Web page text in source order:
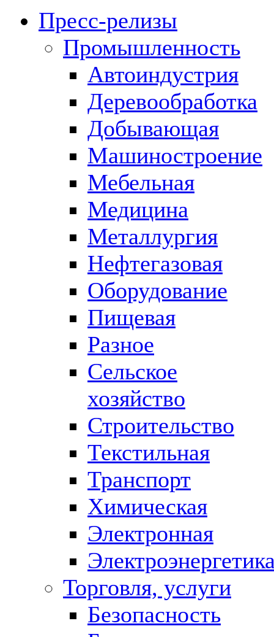
Пресс-релизы
Промышленность
Автоиндустрия
Деревообработка
Добывающая
Машиностроение
Мебельная
Медицина
Металлургия
Нефтегазовая
Оборудование
Пищевая
Разное
Сельское
хозяйство
Строительство
Текстильная
Транспорт
Химическая
Электронная
Торговля, услуги
Безопасность